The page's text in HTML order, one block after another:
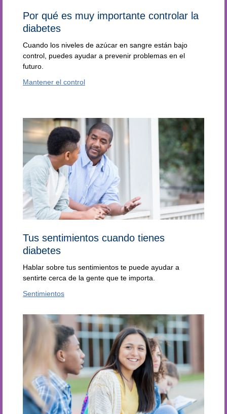
Por qué es muy importante controlar la
diabetes
Cuando los niveles de azúcar en sangre están bajo
control, puedes ayudar a prevenir problemas en el
futuro.
Mantener el control
Tus sentimientos cuando tienes
diabetes
Hablar sobre tus sentimientos te puede ayudar a
sentirte cerca de la gente que te importa.
Sentimientos